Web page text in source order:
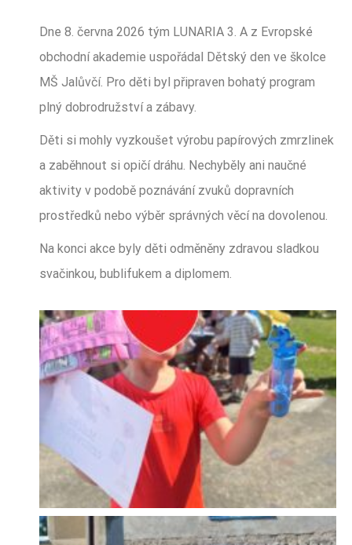
Dne 8. června 2026 tým LUNARIA 3. A z Evropské
obchodní akademie uspořádal Dětský den ve školce
MŠ Jalůvčí. Pro děti byl připraven bohatý program
plný dobrodružství a zábavy.
Děti si mohly vyzkoušet výrobu papírových zmrzlinek
a zaběhnout si opičí dráhu. Nechyběly ani naučné
aktivity v podobě poznávání zvuků dopravních
prostředků nebo výběr správných věcí na dovolenou.
Na konci akce byly děti odměněny zdravou sladkou
svačinkou, bublifukem a diplomem.